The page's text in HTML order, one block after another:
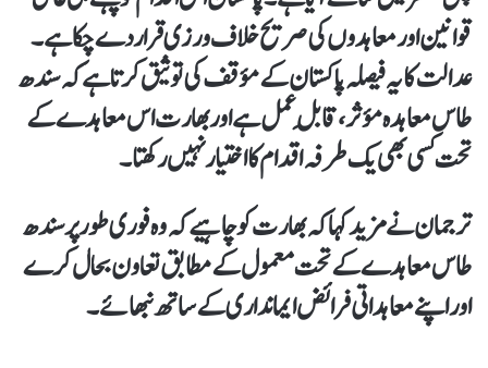
قوانین اور معاہدوں کی صریح خلاف ورزی قرار دے چکا ہے۔
عدالت کا یہ فیصلہ پاکستان کے مؤقف کی توثیق کرتا ہے کہ سندھ
طاس معاہدہ مؤثر، قابلِ عمل ہے اور بھارت اس معاہدے کے
تحت کسی بھی یک طرفہ اقدام کا اختیار نہیں رکھتا۔
ترجمان نے مزید کہا کہ بھارت کو چاہیے کہ وہ فوری طور پر سندھ
طاس معاہدے کے تحت معمول کے مطابق تعاون بحال کرے
اور اپنے معاہداتی فرائض ایمانداری کے ساتھ نبھائے۔